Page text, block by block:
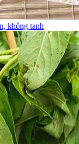
không tanh